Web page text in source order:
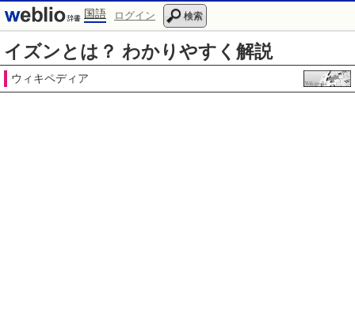
国語 ログイン 検索
イズンとは？ わかりやすく解説
ウィキペディア